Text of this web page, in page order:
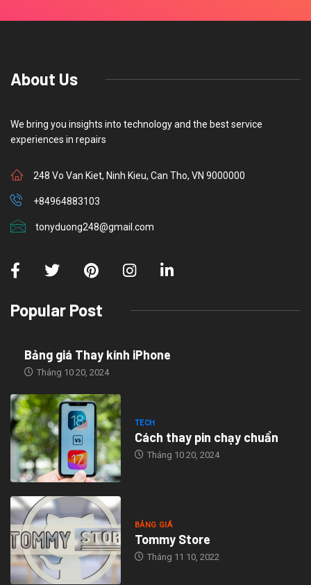
About Us
We bring you insights into technology and the best service
experiences in repairs
248 Vo Van Kiet, Ninh Kieu, Can Tho, VN 9000000
+84964883103
tonyduong248@gmail.com
Popular Post
Bảng giá Thay kính iPhone
Tháng 10 20, 2024
TECH
Cách thay pin chạy chuẩn
Tháng 10 20, 2024
BẢNG GIÁ
Tommy Store
Tháng 11 10, 2022